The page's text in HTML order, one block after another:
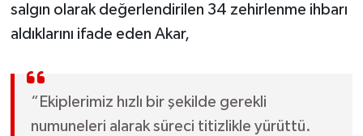
salgın olarak değerlendirilen 34 zehirlenme ihbarı
aldıklarını ifade eden Akar,
“Ekiplerimiz hızlı bir şekilde gerekli
numuneleri alarak süreci titizlikle yürüttü.